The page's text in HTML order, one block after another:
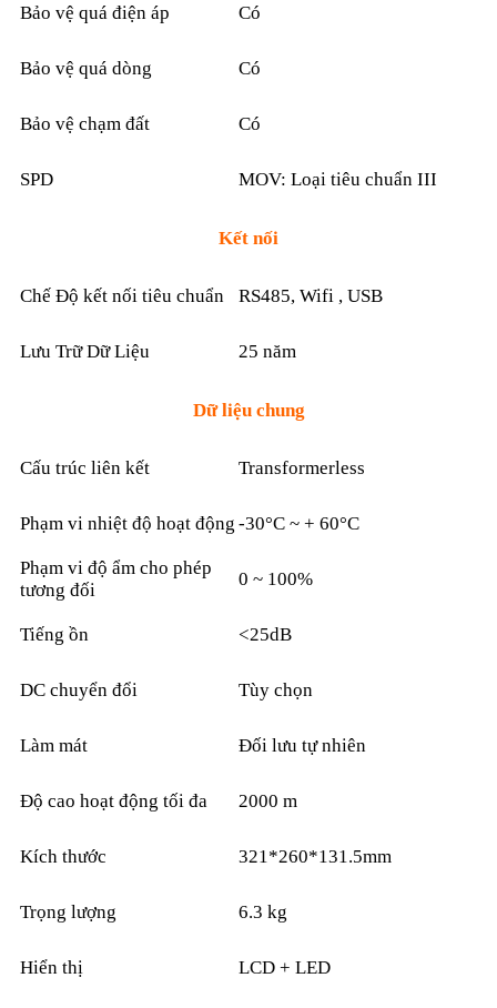
Bảo vệ quá điện áp Có
Bảo vệ quá dòng Có
Bảo vệ chạm đất Có
SPD MOV: Loại tiêu chuẩn III
Kết nối
Chế Độ kết nối tiêu chuẩn RS485, Wifi , USB
Lưu Trữ Dữ Liệu 25 năm
Dữ liệu chung
Cấu trúc liên kết Transformerless
Phạm vi nhiệt độ hoạt động -30°C ~ + 60°C
Phạm vi độ ẩm cho phép
tương đối
0 ~ 100%
Tiếng ồn <25dB
DC chuyển đổi Tùy chọn
Làm mát Đối lưu tự nhiên
Độ cao hoạt động tối đa 2000 m
Kích thước 321*260*131.5mm
Trọng lượng 6.3 kg
Hiển thị LCD + LED